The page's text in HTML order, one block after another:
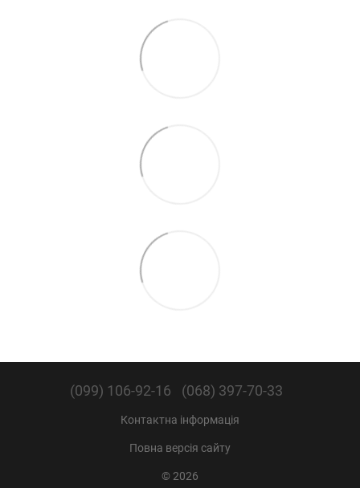
(099) 106-92-16 (068) 397-70-33
Контактна інформація
Повна версія сайту
© 2026